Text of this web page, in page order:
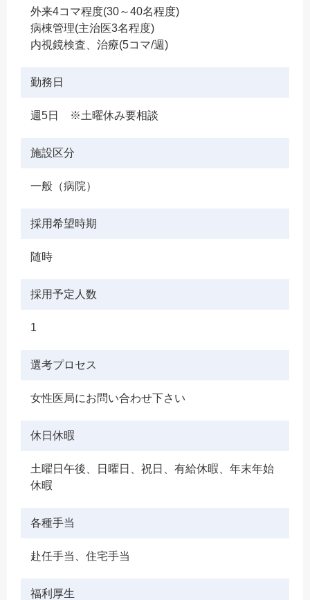
外来4コマ程度(30～40名程度)
病棟管理(主治医3名程度)
内視鏡検査、治療(5コマ/週)
勤務日
週5日 ※土曜休み要相談
施設区分
一般（病院）
採用希望時期
随時
採用予定人数
1
選考プロセス
女性医局にお問い合わせ下さい
休日休暇
土曜日午後、日曜日、祝日、有給休暇、年末年始
休暇
各種手当
赴任手当、住宅手当
福利厚生